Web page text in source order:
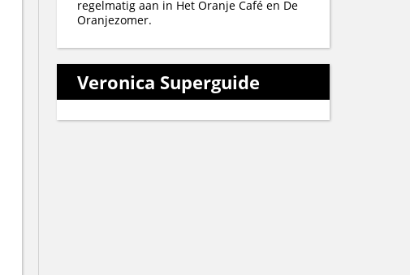
regelmatig aan in Het Oranje Café en De
Oranjezomer.
Veronica Superguide